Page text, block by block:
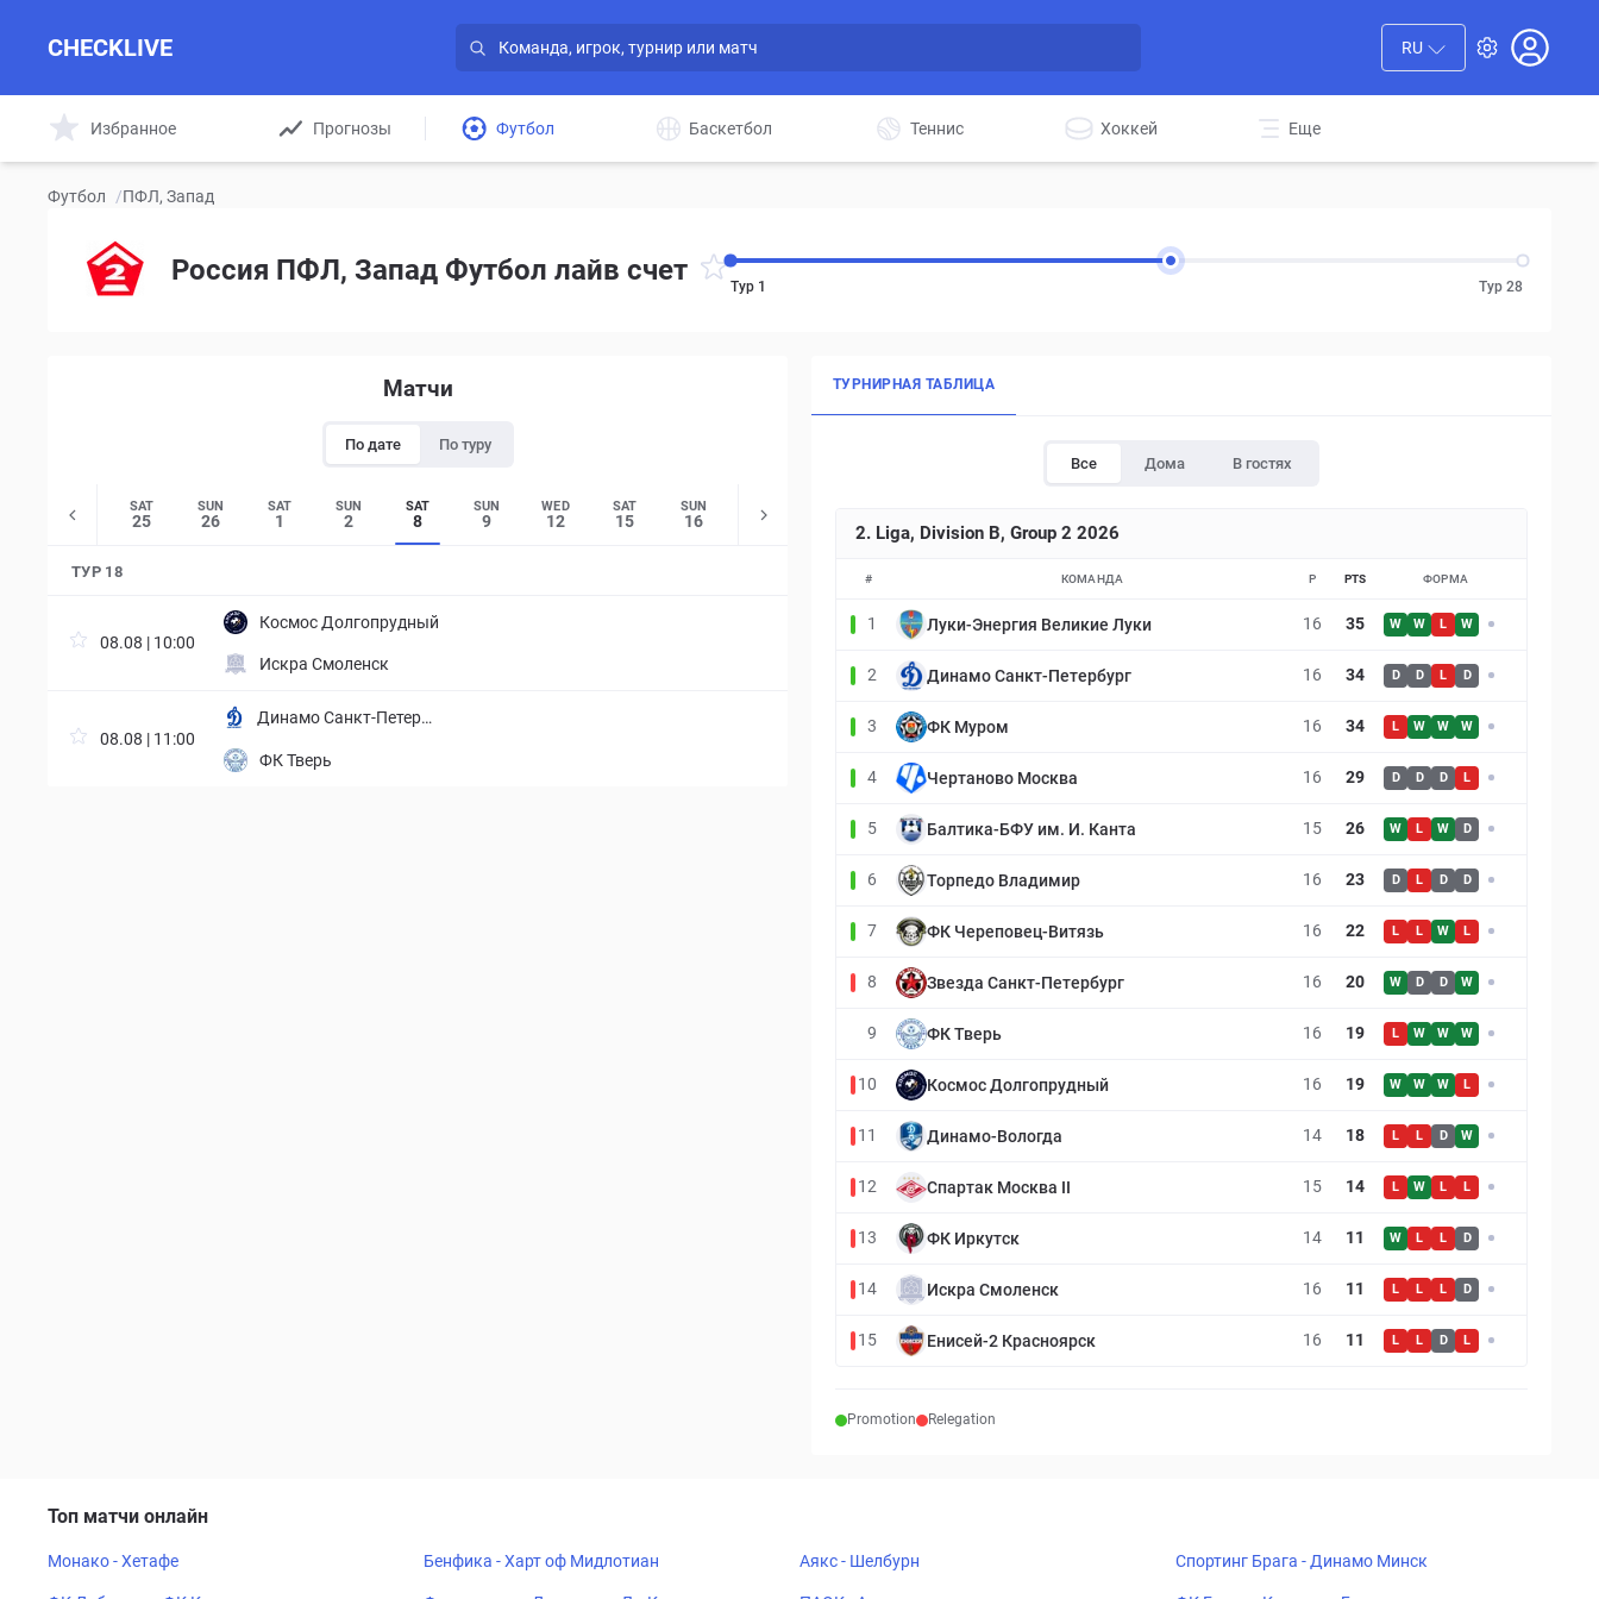
CHECKLIVE RU
Избранное Прогнозы Футбол Баскетбол Теннис Хоккей Еще
Футбол /ПФЛ, Запад
Россия ПФЛ, Запад Футбол лайв счет Тур 1 Тур 28
Матчи
По дате По туру
FRI
24
SAT
25
SUN
26
SAT
1
SUN
2
SAT
8
SUN
9
WED
12
SAT
15
SUN
16
SAT
22
ТУР 18
08.08 | 10:00
Космос Долгопрудный
Искра Смоленск
08.08 | 11:00
Динамо Санкт-Петербу
ФК Тверь
ТУРНИРНАЯ ТАБЛИЦА
Все Дома В гостях
2. Liga, Division B, Group 2 2026
# КОМАНДА P PTS ФОРМА
1 Луки-Энергия Великие Луки 16 35 W W L W
2 Динамо Санкт-Петербург 16 34 D D L D
3 ФК Муром 16 34 L W W W
4 Чертаново Москва 16 29 D D D L
5 Балтика-БФУ им. И. Канта 15 26 W L W D
6 Торпедо Владимир 16 23 D L D D
7 ФК Череповец-Витязь 16 22 L L W L
8 Звезда Санкт-Петербург 16 20 W D D W
9 ФК Тверь 16 19 L W W W
10 Космос Долгопрудный 16 19 W W W L
11 Динамо-Вологда 14 18 L L D W
12 Спартак Москва II 15 14 L W L L
13 ФК Иркутск 14 11 W L L D
14 Искра Смоленск 16 11 L L L D
15 Енисей-2 Красноярск 16 11 L L D L
Promotion Relegation
Топ матчи онлайн
Монако - Хетафе Бенфика - Харт оф Мидлотиан Аякс - Шелбурн Спортинг Брага - Динамо Минск